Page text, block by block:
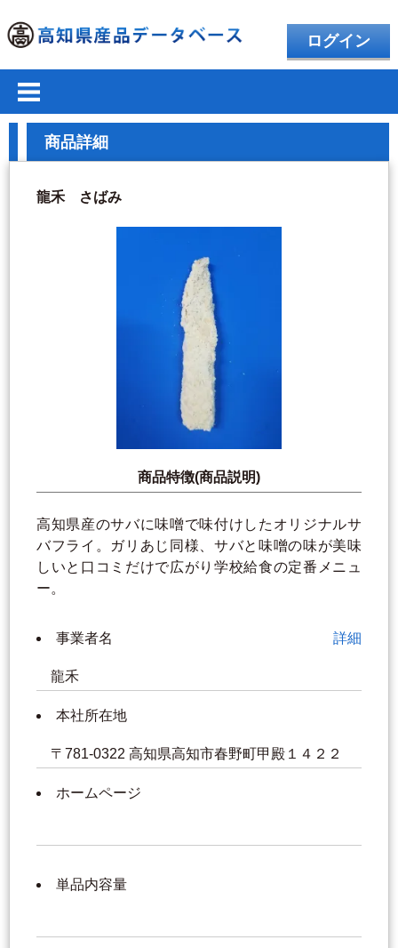
ログイン
商品詳細
龍禾 さばみ
商品特徴(商品説明)
高知県産のサバに味噌で味付けしたオリジナルサ
バフライ。ガリあじ同様、サバと味噌の味が美味
しいと口コミだけで広がり学校給食の定番メニュ
ー。
事業者名 詳細
龍禾
本社所在地
〒781-0322 高知県高知市春野町甲殿１４２２
ホームページ
単品内容量